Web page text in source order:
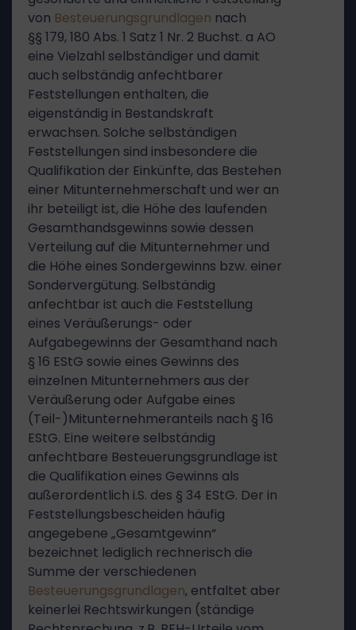
von Besteuerungsgrundlagen nach
§§ 179, 180 Abs. 1 Satz 1 Nr. 2 Buchst. a AO
eine Vielzahl selbständiger und damit
auch selbständig anfechtbarer
Feststellungen enthalten, die
eigenständig in Bestandskraft
erwachsen. Solche selbständigen
Feststellungen sind insbesondere die
Qualifikation der Einkünfte, das Bestehen
einer Mitunternehmerschaft und wer an
ihr beteiligt ist, die Höhe des laufenden
Gesamthandsgewinns sowie dessen
Verteilung auf die Mitunternehmer und
die Höhe eines Sondergewinns bzw. einer
Sondervergütung. Selbständig
anfechtbar ist auch die Feststellung
eines Veräußerungs- oder
Aufgabegewinns der Gesamthand nach
§ 16 EStG sowie eines Gewinns des
einzelnen Mitunternehmers aus der
Veräußerung oder Aufgabe eines
(Teil-)Mitunternehmeranteils nach § 16
EStG. Eine weitere selbständig
anfechtbare Besteuerungsgrundlage ist
die Qualifikation eines Gewinns als
außerordentlich i.S. des § 34 EStG. Der in
Feststellungsbescheiden häufig
angegebene „Gesamtgewinn“
bezeichnet lediglich rechnerisch die
Summe der verschiedenen
Besteuerungsgrundlagen, entfaltet aber
keinerlei Rechtswirkungen (ständige